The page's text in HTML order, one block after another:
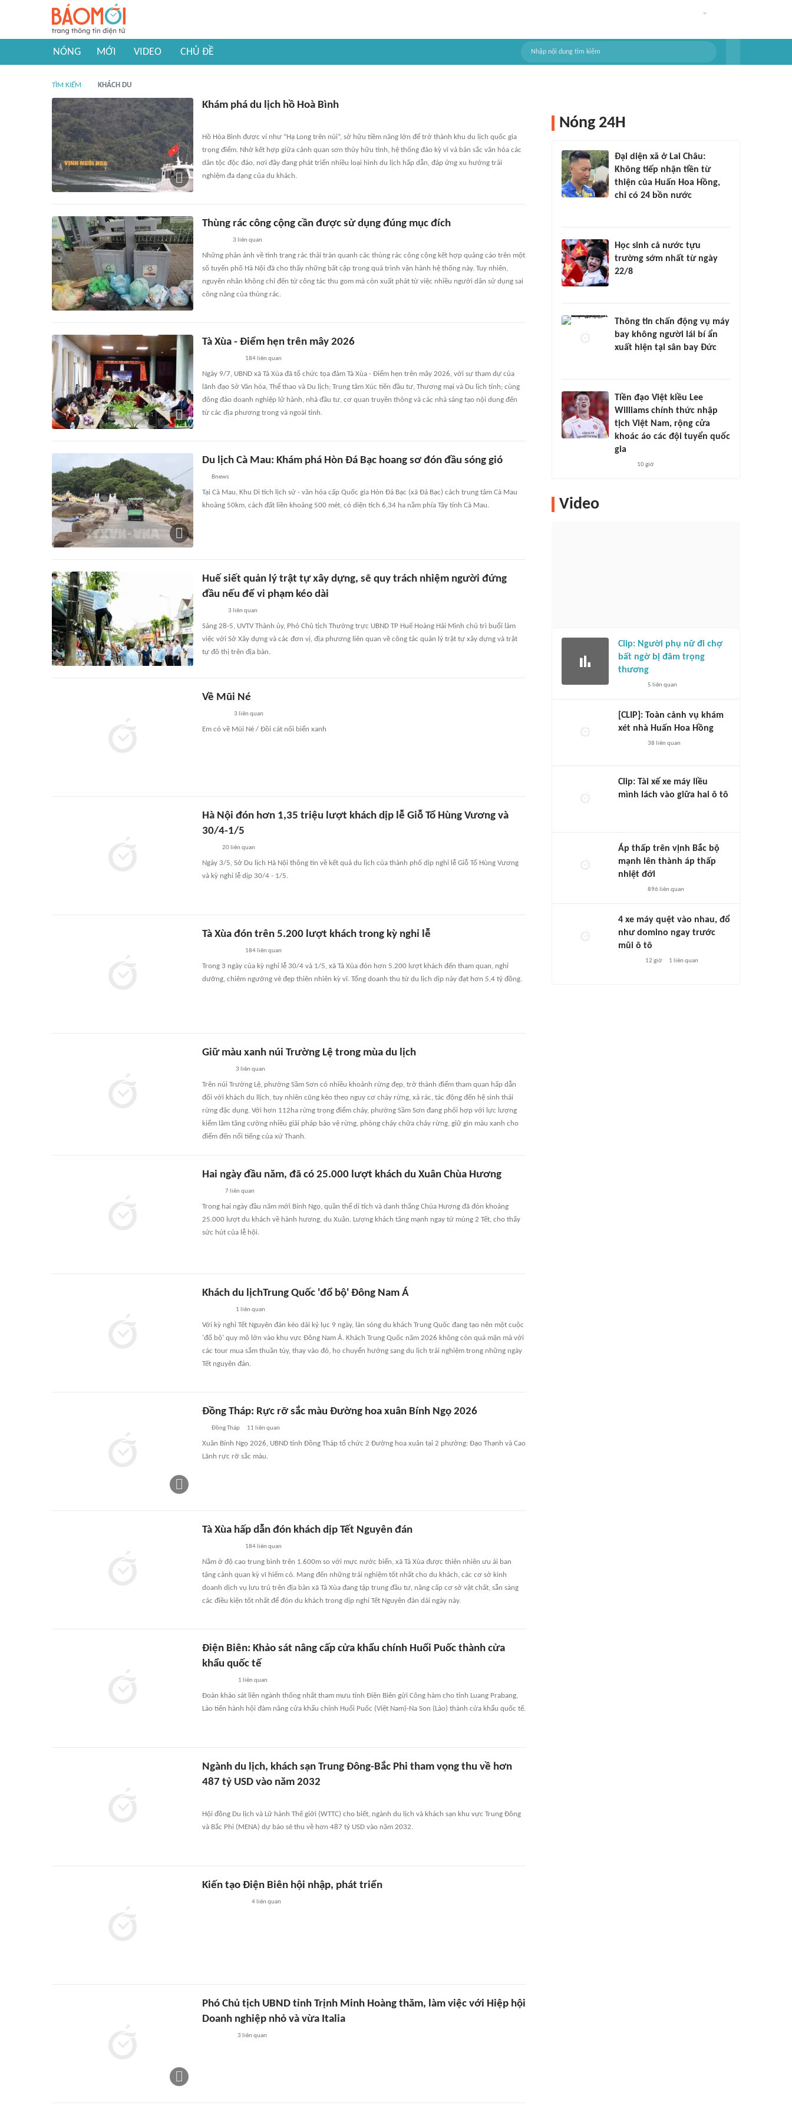
NÓNG MỚI VIDEO CHỦ ĐỀ
TÌM KIẾM KHÁCH DU
Khám phá du lịch hồ Hoà Bình
Hồ Hòa Bình được ví như “Hạ Long trên núi”, sở hữu tiềm năng lớn để trở thành khu du lịch quốc gia
trọng điểm. Nhờ kết hợp giữa cảnh quan sơn thủy hữu tình, hệ thống đảo kỳ vĩ và bản sắc văn hóa các
dân tộc độc đáo, nơi đây đang phát triển nhiều loại hình du lịch hấp dẫn, đáp ứng xu hướng trải
nghiệm đa dạng của du khách.
Thùng rác công cộng cần được sử dụng đúng mục đích
3 liên quan
Những phản ánh về tình trạng rác thải tràn quanh các thùng rác công cộng kết hợp quảng cáo trên một
số tuyến phố Hà Nội đã cho thấy những bất cập trong quá trình vận hành hệ thống này. Tuy nhiên,
nguyên nhân không chỉ đến từ công tác thu gom mà còn xuất phát từ việc nhiều người dân sử dụng sai
công năng của thùng rác.
Tà Xùa - Điểm hẹn trên mây 2026
184liên quan
Ngày 9/7, UBND xã Tà Xùa đã tổ chức tọa đàm Tà Xùa - Điểm hẹn trên mây 2026, với sự tham dự của
lãnh đạo Sở Văn hóa, Thể thao và Du lịch; Trung tâm Xúc tiến đầu tư, Thương mại và Du lịch tỉnh; cùng
đông đảo doanh nghiệp lữ hành, nhà đầu tư, cơ quan truyền thông và các nhà sáng tạo nội dung đến
từ các địa phương trong và ngoài tỉnh.
Du lịch Cà Mau: Khám phá Hòn Đá Bạc hoang sơ đón đầu sóng gió
Bnews
Tại Cà Mau, Khu Di tích lịch sử - văn hóa cấp Quốc gia Hòn Đá Bạc (xã Đá Bạc) cách trung tâm Cà Mau
khoảng 50km, cách đất liền khoảng 500 mét, có diện tích 6,34 ha nằm phía Tây tỉnh Cà Mau.
Huế siết quản lý trật tự xây dựng, sẽ quy trách nhiệm người đứng
đầu nếu để vi phạm kéo dài
3 liên quan
Sáng 28-5, UVTV Thành ủy, Phó Chủ tịch Thường trực UBND TP Huế Hoàng Hải Minh chủ trì buổi làm
việc với Sở Xây dựng và các đơn vị, địa phương liên quan về công tác quản lý trật tự xây dựng và trật
tự đô thị trên địa bàn.
Về Mũi Né
3 liên quan
Em có về Mũi Né / Đồi cát nối biển xanh
Hà Nội đón hơn 1,35 triệu lượt khách dịp lễ Giỗ Tổ Hùng Vương và
30/4-1/5
20liên quan
Ngày 3/5, Sở Du lịch Hà Nội thông tin về kết quả du lịch của thành phố dịp nghỉ lễ Giỗ Tổ Hùng Vương
và kỳ nghỉ lễ dịp 30/4 - 1/5.
Tà Xùa đón trên 5.200 lượt khách trong kỳ nghỉ lễ
184liên quan
Trong 3 ngày của kỳ nghỉ lễ 30/4 và 1/5, xã Tà Xùa đón hơn 5.200 lượt khách đến tham quan, nghỉ
dưỡng, chiêm ngưỡng vẻ đẹp thiên nhiên kỳ vĩ. Tổng doanh thu từ du lịch dịp này đạt hơn 5,4 tỷ đồng.
Giữ màu xanh núi Trường Lệ trong mùa du lịch
3 liên quan
Trên núi Trường Lệ, phường Sầm Sơn có nhiều khoảnh rừng đẹp, trở thành điểm tham quan hấp dẫn
đối với khách du llịch, tuy nhiên cũng kéo theo nguy cơ cháy rừng, xả rác, tác động đến hệ sinh thái
rừng đặc dụng. Với hơn 112ha rừng trọng điểm cháy, phường Sầm Sơn đang phối hợp với lực lượng
kiểm lâm tăng cường nhiều giải pháp bảo vệ rừng, phòng cháy chữa cháy rừng, giữ gìn màu xanh cho
điểm đến nổi tiếng của xứ Thanh.
Hai ngày đầu năm, đã có 25.000 lượt khách du Xuân Chùa Hương
7 liên quan
Trong hai ngày đầu năm mới Bính Ngọ, quần thể di tích và danh thắng Chùa Hương đã đón khoảng
25.000 lượt du khách về hành hương, du Xuân. Lượng khách tăng mạnh ngay từ mùng 2 Tết, cho thấy
sức hút của lễ hội.
Khách du lịchTrung Quốc 'đổ bộ' Đông Nam Á
1 liên quan
Với kỳ nghỉ Tết Nguyên đán kéo dài kỷ lục 9 ngày, làn sóng du khách Trung Quốc đang tạo nên một cuộc
'đổ bộ' quy mô lớn vào khu vực Đông Nam Á. Khách Trung Quốc năm 2026 không còn quá mặn mà với
các tour mua sắm thuần túy, thay vào đó, họ chuyển hướng sang du lịch trải nghiệm trong những ngày
Tết nguyên đán.
Đồng Tháp: Rực rỡ sắc màu Đường hoa xuân Bính Ngọ 2026
Đồng Tháp 11 liên quan
Xuân Bính Ngọ 2026, UBND tỉnh Đồng Tháp tổ chức 2 Đường hoa xuân tại 2 phường: Đạo Thạnh và Cao
Lãnh rực rỡ sắc màu.
Tà Xùa hấp dẫn đón khách dịp Tết Nguyên đán
184liên quan
Nằm ở độ cao trung bình trên 1.600m so với mực nước biển, xã Tà Xùa được thiên nhiên ưu ái ban
tặng cảnh quan kỳ vĩ hiếm có. Mang đến những trải nghiệm tốt nhất cho du khách, các cơ sở kinh
doanh dịch vụ lưu trú trên địa bàn xã Tà Xùa đang tập trung đầu tư, nâng cấp cơ sở vật chất, sẵn sàng
các điều kiện tốt nhất để đón du khách trong dịp nghỉ Tết Nguyên đán dài ngày này.
Điện Biên: Khảo sát nâng cấp cửa khẩu chính Huổi Puốc thành cửa
khẩu quốc tế
1 liên quan
Đoàn khảo sát liên ngành thống nhất tham mưu tỉnh Điện Biên gửi Công hàm cho tỉnh Luang Prabang,
Lào tiến hành hội đàm nâng cửa khẩu chính Huổi Puốc (Việt Nam)-Na Son (Lào) thành cửa khẩu quốc tế.
Ngành du lịch, khách sạn Trung Đông-Bắc Phi tham vọng thu về hơn
487 tỷ USD vào năm 2032
Hội đồng Du lịch và Lữ hành Thế giới (WTTC) cho biết, ngành du lịch và khách sạn khu vực Trung Đông
và Bắc Phi (MENA) dự báo sẽ thu về hơn 487 tỷ USD vào năm 2032.
Kiến tạo Điện Biên hội nhập, phát triển
4 liên quan
Phó Chủ tịch UBND tỉnh Trịnh Minh Hoàng thăm, làm việc với Hiệp hội
Doanh nghiệp nhỏ và vừa Italia
3 liên quan
Nóng 24H
Đại diện xã ở Lai Châu:
Không tiếp nhận tiền từ
thiện của Huấn Hoa Hồng,
chỉ có 24 bồn nước
Học sinh cả nước tựu
trường sớm nhất từ ngày
22/8
Thông tin chấn động vụ máy
bay không người lái bí ẩn
xuất hiện tại sân bay Đức
Tiền đạo Việt kiều Lee
Williams chính thức nhập
tịch Việt Nam, rộng cửa
khoác áo các đội tuyển quốc
gia
10 giờ
Video
Clip: Người phụ nữ đi chợ
bất ngờ bị đâm trọng
thương
5 liên quan
[CLIP]: Toàn cảnh vụ khám
xét nhà Huấn Hoa Hồng
38 liên quan
Clip: Tài xế xe máy liều
mình lách vào giữa hai ô tô
Áp thấp trên vịnh Bắc bộ
mạnh lên thành áp thấp
nhiệt đới
896 liên quan
4 xe máy quệt vào nhau, đổ
như domino ngay trước
mũi ô tô
12 giờ 1 liên quan